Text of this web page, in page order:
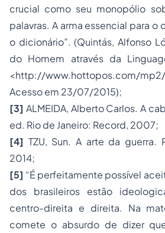
crucial como seu monopólio
palavras. A arma essencial para o
o dicionário”. (Quintás, Alfonso
do Homem através da
<http://www.hottopos.com/
Acesso em 23/07/2015);
[3] ALMEIDA, Alberto Carlos. A
ed. Rio de Janeiro: Record, 2007;
[4] TZU, Sun. A arte da guerra.
2014;
[5] “É perfeitamente possível
dos brasileiros estão
centro-direita e direita. Na
comete o absurdo de dizer